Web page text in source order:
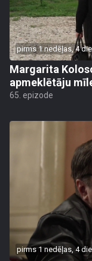
pirms 1 nedēļas, 4
Margarita
apmeklētāju
65. epizode
pirms 1 nedēļas, 4